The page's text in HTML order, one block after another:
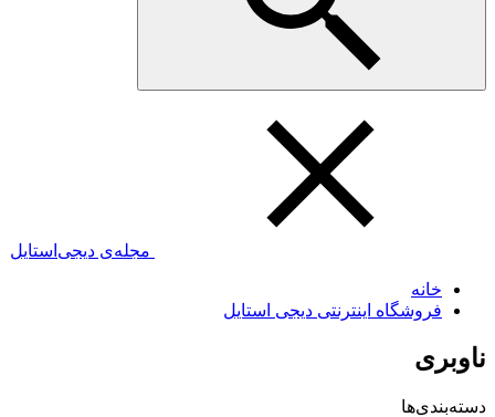
مجله‌ی دیجی‌استایل
خانه
فروشگاه اینترنتی دیجی استایل
ناوبری
دسته‌بندی‌ها